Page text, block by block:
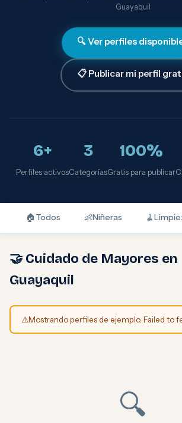
Guayaquil
🔍 Ver perfiles
📋 Publicar mi perfil
6+
Perfiles activos
3
Categorías
100%
Gratis para publicar
🏠 Todos 👶Niñeras 🧹
🤝 Cuidado de Mayores en
Guayaquil
⚠️Mostrando perfiles de ejemplo. Failed to
🔍